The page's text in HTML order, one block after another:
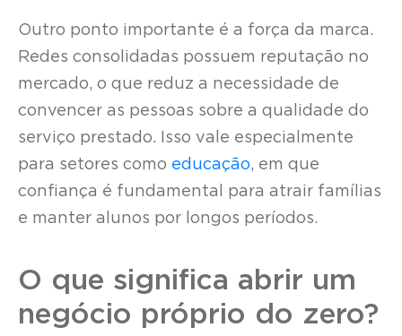
Outro ponto importante é a força da marca.
Redes consolidadas possuem reputação no
mercado, o que reduz a necessidade de
convencer as pessoas sobre a qualidade do
serviço prestado. Isso vale especialmente
para setores como educação, em que
confiança é fundamental para atrair famílias
e manter alunos por longos períodos.
O que significa abrir um
negócio próprio do zero?